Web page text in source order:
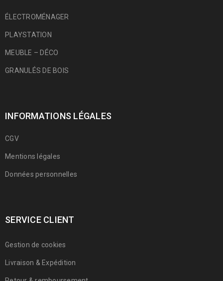
ÉLECTROMÉNAGER
PLAYSTATION
MEUBLE – DÉCO
GRANULÉS DE BOIS
INFORMATIONS LÉGALES
CGV
Mentions légales
Données personnelles
SERVICE CLIENT
Gestion de cookies
Livraison & Expédition